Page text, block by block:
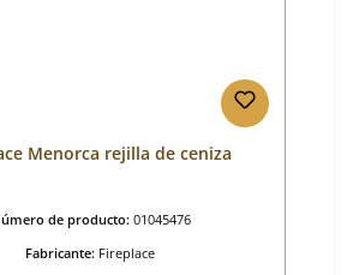
Menorca rejilla de ceniza
de producto: 01045476
Fabricante: Fireplace